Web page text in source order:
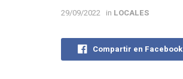
29/09/2022 in LOCALES
Compartir en Facebook